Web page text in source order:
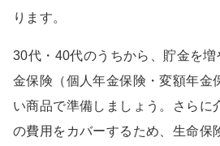
ります。
30代・40代のうちから、貯金を
金保険（個人年金保険・変額年金
い商品で準備しましょう。さらに
の費用をカバーするため、生命保